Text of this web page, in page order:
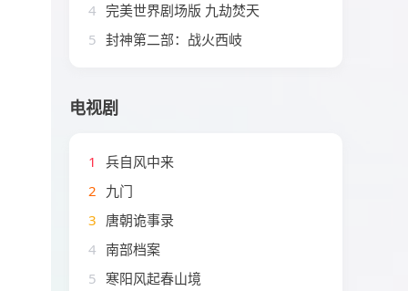
4 完美世界剧场版 九劫焚天
5 封神第二部：战火西岐
电视剧
1
兵自风中来
2 九门
3 唐朝诡事录
4 南部档案
5 寒阳风起春山境